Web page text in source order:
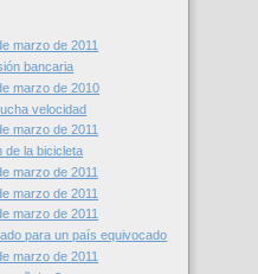
marzo de 2011
bancaria
marzo de 2010
velocidad
marzo de 2011
de la bicicleta
marzo de 2011
marzo de 2011
marzo de 2011
para un país equivocado
marzo de 2011